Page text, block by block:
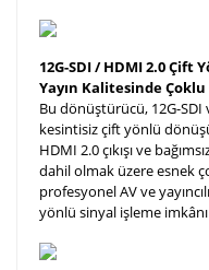
12G-SDI / HDMI 2.0
Yayın Kalitesinde Çoklu
Bu dönüştürücü, 12G-SDI
kesintisiz çift yönlü
HDMI 2.0 çıkışı ve
dahil olmak üzere esnek
profesyonel AV ve
yönlü sinyal işleme